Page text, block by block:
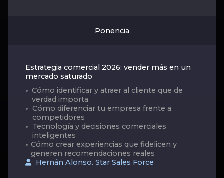
Ponencia
Estrategia comercial 2026: vender más en un
mercado saturado
Cómo identificar y atraer al cliente que de
verdad importa
Cómo diferenciar tu empresa frente a
competidores
Tecnología y decisiones comerciales
inteligentes
Cómo crear experiencias que fidelicen y
generen recomendaciones reales
Hernán Alonso. Star Sales Force